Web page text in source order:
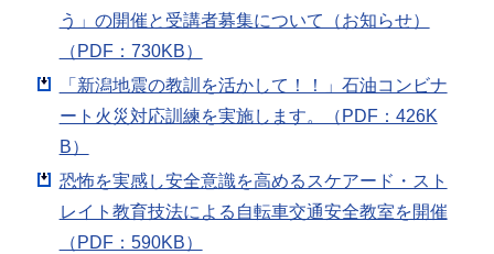
う」の開催と受講者募集について（お知らせ）
（PDF：730KB）
「新潟地震の教訓を活かして！！」石油コンビナ
ート火災対応訓練を実施します。（PDF：426K
B）
恐怖を実感し安全意識を高めるスケアード・スト
レイト教育技法による自転車交通安全教室を開催
（PDF：590KB）